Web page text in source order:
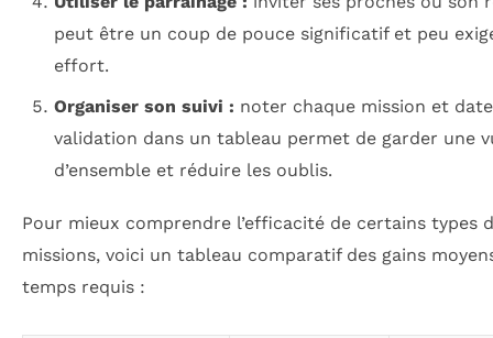
peut être un coup de pouce significatif et peu
effort.
Organiser son suivi : noter chaque mission et
validation dans un tableau permet de garder une
d’ensemble et réduire les oublis.
Pour mieux comprendre l’efficacité de certains types
missions, voici un tableau comparatif des gains
temps requis :